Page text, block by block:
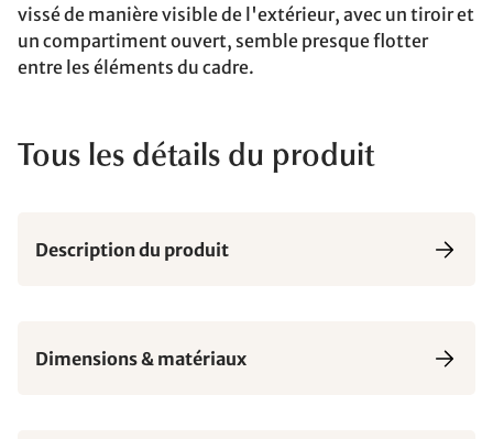
vissé de manière visible de l'extérieur, avec un tiroir et
un compartiment ouvert, semble presque flotter
entre les éléments du cadre.
Tous les détails du produit
Description du produit
Dimensions & matériaux